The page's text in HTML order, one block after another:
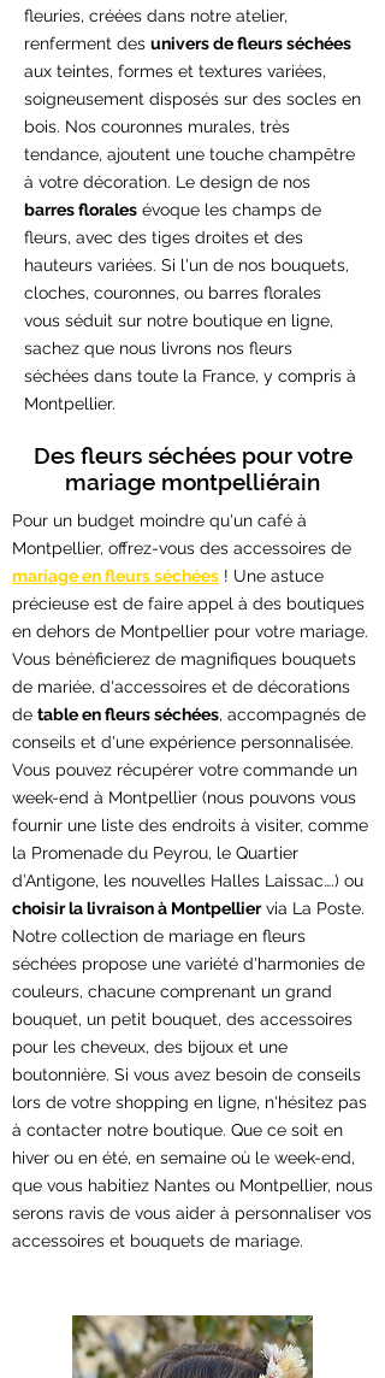
fleuries, créées dans notre atelier,
renferment des univers de fleurs séchées
aux teintes, formes et textures variées,
soigneusement disposés sur des socles en
bois. Nos couronnes murales, très
tendance, ajoutent une touche champêtre
à votre décoration. Le design de nos
barres florales évoque les champs de
fleurs, avec des tiges droites et des
hauteurs variées. Si l'un de nos bouquets,
cloches, couronnes, ou barres florales
vous séduit sur notre boutique en ligne,
sachez que nous livrons nos fleurs
séchées dans toute la France, y compris à
Montpellier.
Des fleurs séchées pour votre
mariage montpelliérain
Pour un budget moindre qu'un café à
Montpellier, offrez-vous des accessoires de
mariage en fleurs séchées ! Une astuce
précieuse est de faire appel à des boutiques
en dehors de Montpellier pour votre mariage.
Vous bénéficierez de magnifiques bouquets
de mariée, d'accessoires et de décorations
de table en fleurs séchées, accompagnés de
conseils et d'une expérience personnalisée.
Vous pouvez récupérer votre commande un
week-end à Montpellier (nous pouvons vous
fournir une liste des endroits à visiter, comme
la Promenade du Peyrou, le Quartier
d’Antigone, les nouvelles Halles Laissac….) ou
choisir la livraison à Montpelliervia La Poste.
Notre collection de mariage en fleurs
séchées propose une variété d'harmonies de
couleurs, chacune comprenant un grand
bouquet, un petit bouquet, des accessoires
pour les cheveux, des bijoux et une
boutonnière. Si vous avez besoin de conseils
lors de votre shopping en ligne, n'hésitez pas
à contacter notre boutique. Que ce soit en
hiver ou en été, en semaine où le week-end,
que vous habitiez Nantes ou Montpellier, nous
serons ravis de vous aider à personnaliser vos
accessoires et bouquets de mariage.